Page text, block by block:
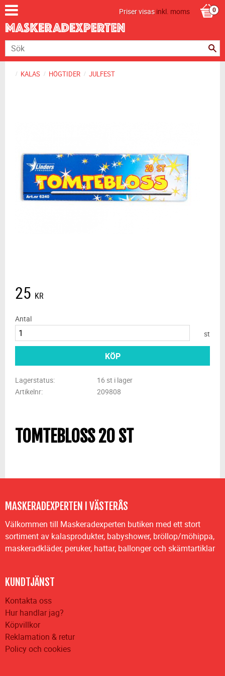
Priser visasinkl. moms
KALAS HÖGTIDER JULFEST
25 KR
Antal
st
KÖP
Lagerstatus
16 st i lager
Artikelnr
209808
TOMTEBLOSS 20 ST
MASKERADEXPERTEN I VÄSTERÅS
Välkommen till Maskeradexperten butiken med ett stort
sortiment av kalasprodukter, babyshower, bröllop/möhippa,
maskeradkläder, peruker, hattar, ballonger och skämtartiklar
KUNDTJÄNST
Kontakta oss
Hur handlar jag?
Köpvillkor
Reklamation & retur
Policy och cookies